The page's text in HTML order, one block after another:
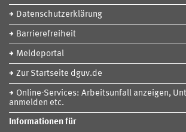
Datenschutzerklärung
Barrierefreiheit
Meldeportal
Zur Startseite dguv.de
Online-Services: Arbeitsunfall anzeigen,
anmelden etc.
Informationen für